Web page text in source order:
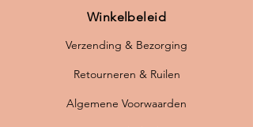
Winkelbeleid
Verzending & Bezorging
Retourneren & Ruilen
Algemene Voorwaarden